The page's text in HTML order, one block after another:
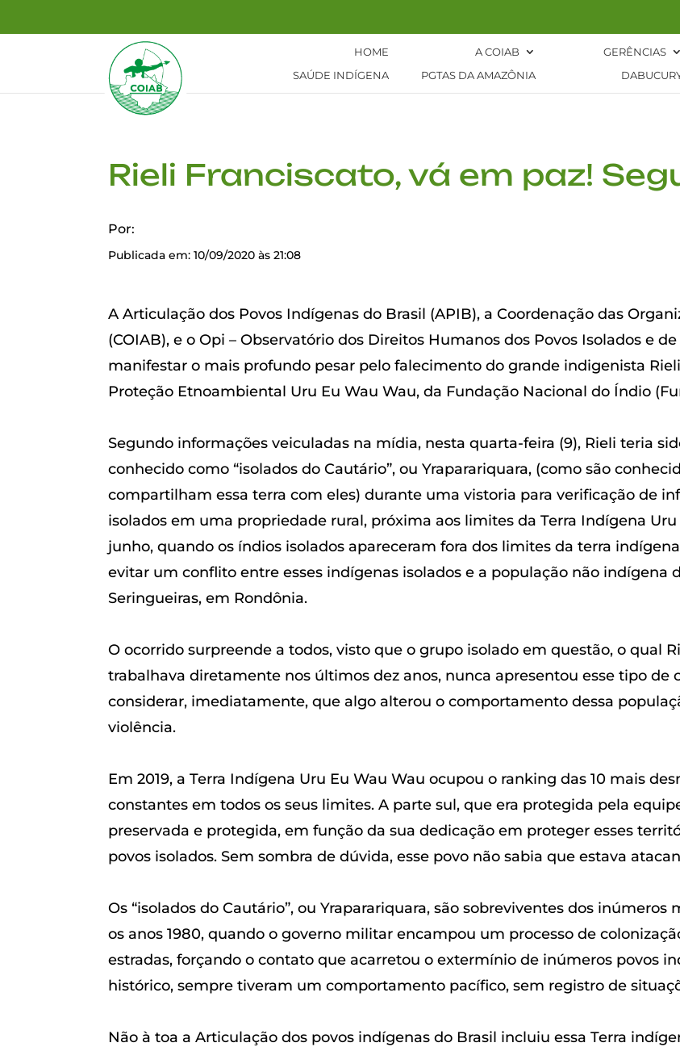
HOME A COIAB GERÊNCIAS
SAÚDE INDÍGENA
PGTAS DA AMAZÔNIA
Rieli Franciscato, vá em paz!
Por:
Publicada em: 10/09/2020 às 21:08
A Articulação dos Povos Indígenas do Brasil (APIB), a Coordenação das
(COIAB), e o Opi – Observatório dos Direitos Humanos dos Povos Isolados e
manifestar o mais profundo pesar pelo falecimento do grande indigenista
Proteção Etnoambiental Uru Eu Wau Wau, da Fundação Nacional do Índio
Segundo informações veiculadas na mídia, nesta quarta-feira (9), Rieli teria
conhecido como “isolados do Cautário”, ou Yraparariquara, (como são
compartilham essa terra com eles) durante uma vistoria para verificação de
isolados em uma propriedade rural, próxima aos limites da Terra Indígena
junho, quando os índios isolados apareceram fora dos limites da terra
evitar um conflito entre esses indígenas isolados e a população não indígena
Seringueiras, em Rondônia.
O ocorrido surpreende a todos, visto que o grupo isolado em questão, o qual
trabalhava diretamente nos últimos dez anos, nunca apresentou esse tipo de
considerar, imediatamente, que algo alterou o comportamento dessa
violência.
Em 2019, a Terra Indígena Uru Eu Wau Wau ocupou o ranking das 10 mais
constantes em todos os seus limites. A parte sul, que era protegida pela
preservada e protegida, em função da sua dedicação em proteger esses
povos isolados. Sem sombra de dúvida, esse povo não sabia que estava
Os “isolados do Cautário”, ou Yraparariquara, são sobreviventes dos
os anos 1980, quando o governo militar encampou um processo de
estradas, forçando o contato que acarretou o extermínio de inúmeros povos
histórico, sempre tiveram um comportamento pacífico, sem registro de
Não à toa a Articulação dos povos indígenas do Brasil incluiu essa Terra